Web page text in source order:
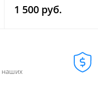
1 500 руб.
наших